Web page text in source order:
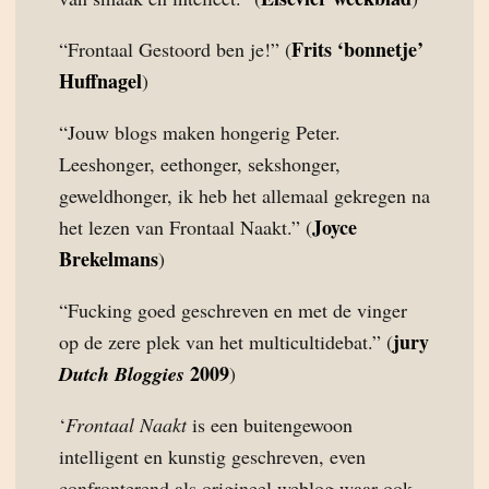
“Frontaal Gestoord ben je!” (Frits ‘bonnetje’
Huffnagel)
“Jouw blogs maken hongerig Peter.
Leeshonger, eethonger, sekshonger,
geweldhonger, ik heb het allemaal gekregen na
het lezen van Frontaal Naakt.” (Joyce
Brekelmans)
“Fucking goed geschreven en met de vinger
op de zere plek van het multicultidebat.” (jury
Dutch Bloggies 2009)
‘Frontaal Naaktis een buitengewoon
intelligent en kunstig geschreven, even